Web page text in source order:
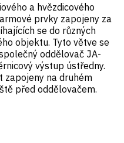
a hvězdicového
prvky zapojeny za
se do různých
objektu. Tyto větve se
oddělovač JA-
výstup ústředny.
zapojeny na druhém
před oddělovačem.